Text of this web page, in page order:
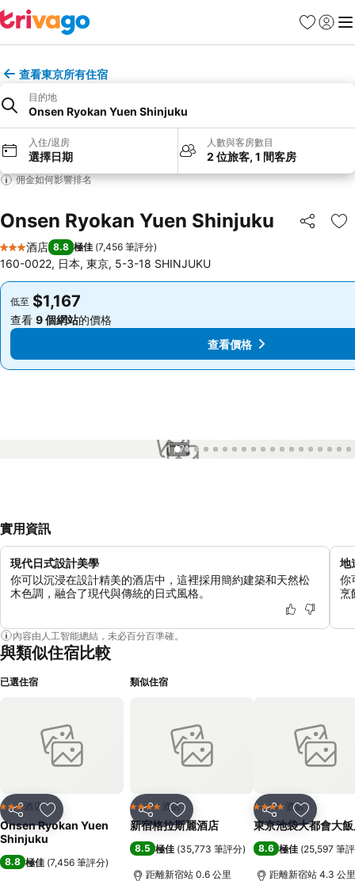
收藏夾
登入 選
查看東京所有住宿
目的地
Onsen Ryokan Yuen Shinjuku
入住/退房
選擇日期
人數與客房數目
2 位旅客, 1 間客房
佣金如何影響排名
Onsen Ryokan Yuen Shinjuku 分享
放
3 星級
酒店 8.8 極佳 (7,456 筆評分)
160-0022, 日本, 東京, 5-3-18 SHINJUKU
低至 $1,167
查看 9 個網站的價格
低至 $1,167
查看 9 個網站的價格
查看價格
1 / 71
實用資訊
現代日式設計美學
你可以沉浸在設計精美的酒店中，這裡採用簡約建築和天然松
木色調，融合了現代與傳統的日式風格。
地
你
烹
內容由人工智能總結，未必百分百準確。
與類似住宿比較
已選住宿
分享 放到收藏夾
3 星級酒店
Onsen Ryokan Yuen
Shinjuku
8.8 極佳 (7,456 筆評分)
類似住宿
分享 放到收藏夾
4 星級 酒店
新宿格拉斯麗酒店
8.5 極佳 (35,773 筆評分)
距離新宿站 0.6 公里
分享 放到收藏
4 星級 酒店
東京池袋大都會大
8.6 極佳 (25,597 筆
距離新宿站 4.3 公里